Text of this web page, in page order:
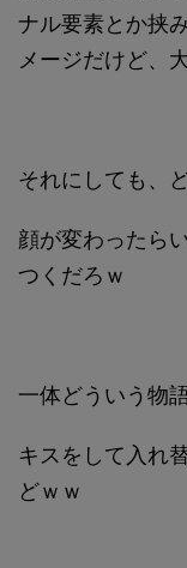
ナル要素とか挟
メージだけど、
それにしても、
顔が変わったら
つくだろｗ
一体どういう物
キスをして入れ
どｗｗ